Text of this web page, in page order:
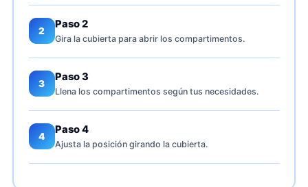
2
Paso 2
Gira la cubierta para abrir los compartimentos.
3
Paso 3
Llena los compartimentos según tus necesidades.
4
Paso 4
Ajusta la posición girando la cubierta.